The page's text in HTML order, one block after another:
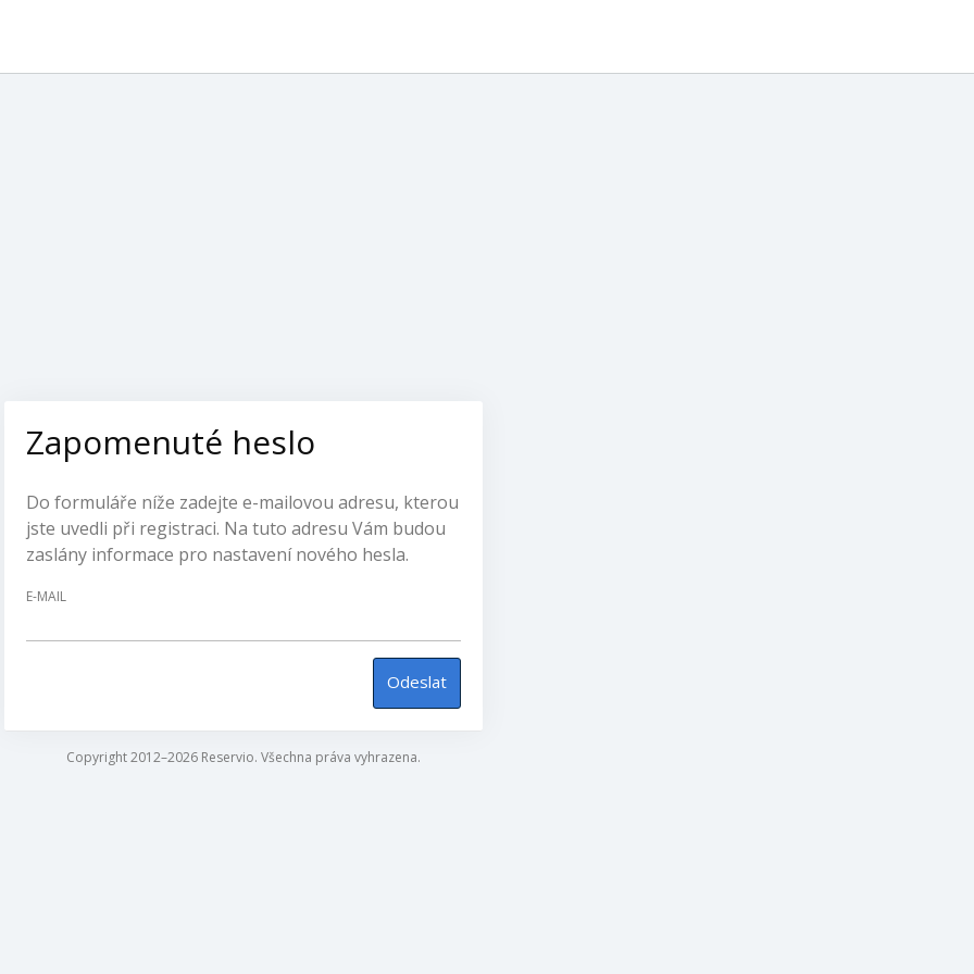
Zapomenuté heslo
Do formuláře níže zadejte e-mailovou adresu, kterou
jste uvedli při registraci. Na tuto adresu Vám budou
zaslány informace pro nastavení nového hesla.
E-MAIL
Odeslat
Copyright 2012–2026 Reservio. Všechna práva vyhrazena.